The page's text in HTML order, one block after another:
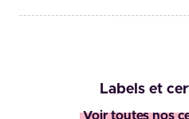
Labels et
Voir toutes nos